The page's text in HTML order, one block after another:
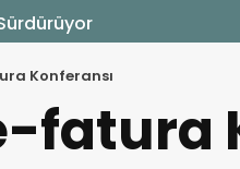
Konferansı
fatura